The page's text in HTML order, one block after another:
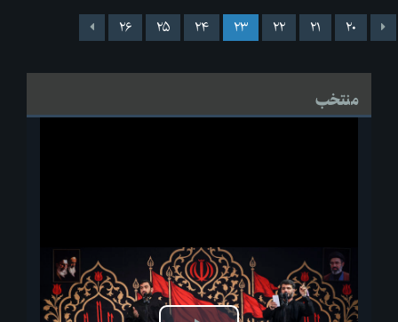
۲۰ ۲۱ ۲۲ ۲۳ ۲۴ ۲۵ ۲۶
منتخب